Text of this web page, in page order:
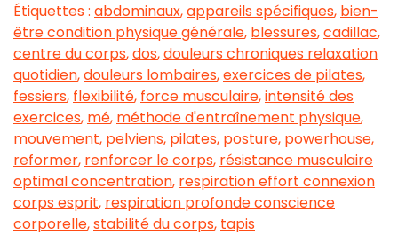
Étiquettes : abdominaux,appareils spécifiques, bien-
être condition physique générale, blessures,cadillac,
centre du corps,dos,douleurs chroniques relaxation
quotidien,douleurs lombaires,exercices de pilates,
fessiers, flexibilité, force musculaire,intensité des
exercices, mé, méthode d'entraînement physique,
mouvement, pelviens, pilates, posture, powerhouse,
reformer, renforcer le corps, résistance musculaire
optimal concentration, respiration effort connexion
corps esprit, respiration profonde conscience
corporelle,stabilité du corps, tapis